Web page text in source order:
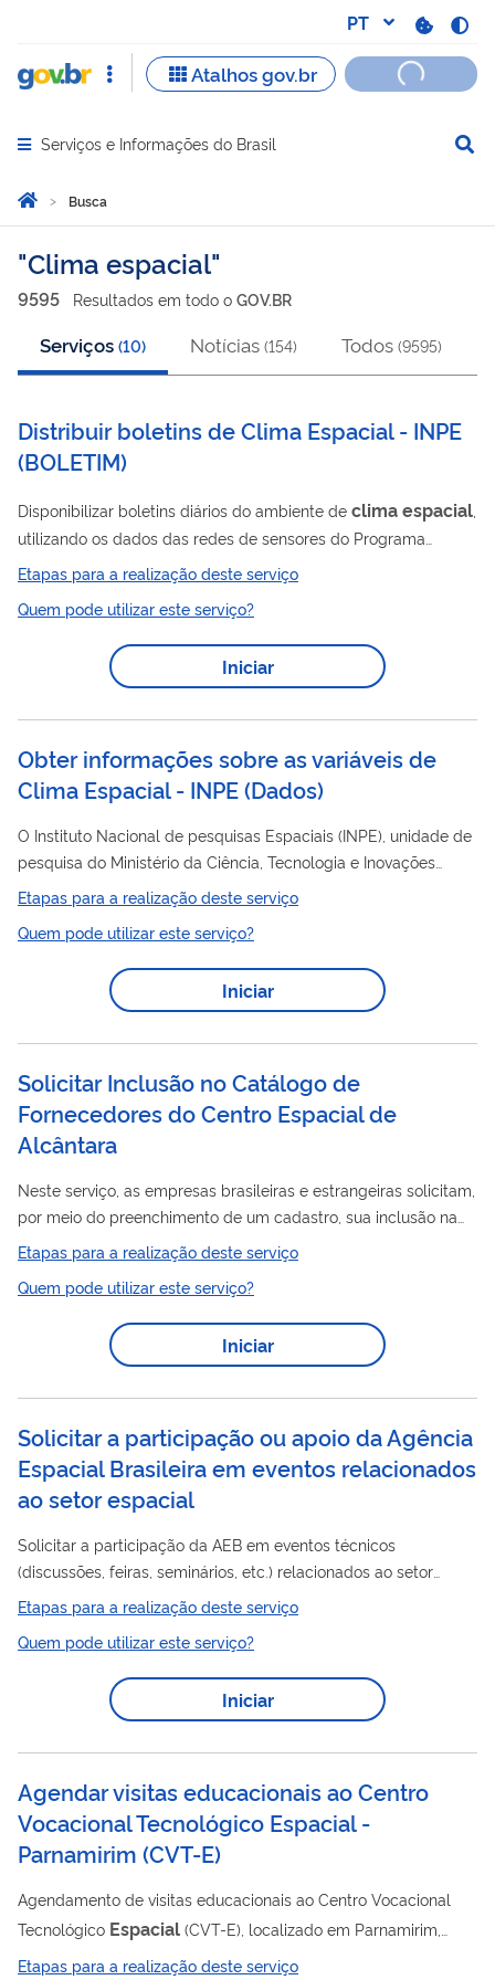
Abrir menu principal de navegação
Serviços e Informações do Brasil
Você está aqui:
Página Inicial
Busca
Busca
Clima espacial
9595 Resultados em todo o GOV.BR
Serviços (10) Notícias (154) Todos (9595)
Distribuir boletins de Clima Espacial - INPE
(BOLETIM)
Disponibilizar boletins diários do ambiente de climaespacial
utilizando os dados das redes de sensores do Programa
EMBRACE e da comunidade científica internacional.
Etapas para a realização deste serviço
Quem pode utilizar este serviço?
Iniciar
Obter informações sobre as variáveis de
Clima Espacial - INPE(Dados)
O Instituto Nacional de pesquisas Espaciais (INPE), unidade de
pesquisa do Ministério da Ciência, Tecnologia e Inovações
(MCTI), disponibiliza os dados das redes de sensores do
Programa EMBRACE para realização de trabalhos, divulgação
para a comunidade civil e setores da sociedade que operam
ou usam serviços de infraestrutura tecnológica vulnerável às
variações doclima espacial. O INPE, de forma destacada
início em 1964, vem...
Etapas para a realização deste serviço
Quem pode utilizar este serviço?
Iniciar
Solicitar Inclusão no Catálogo de
Fornecedores do Centro Espacial de
Alcântara
Neste serviço, as empresas brasileiras e estrangeiras solicitam,
por meio do preenchimento de um cadastro, sua inclusão na
publicação referente ao Catálogo de Fornecedores do Centro
periódica que apresente as principais empresas interessadas
na geração de negócios a partir das atividades envolvidas com
a operação e a comercialização dos serviços no Centro
Etapas para a realização deste serviço
Quem pode utilizar este serviço?
Iniciar
Solicitar a participação ou apoio da Agência
Espacial Brasileira em eventos relacionados
ao setor espacial
Solicitar a participação da AEB em eventos técnicos
(discussões, feiras, seminários, etc.) relacionados ao setor
espacial, por meio de palestras, exposições, oficinas e
disseminar conhecimento. Todas as solicitações de apoio ou de
participação da AEB em eventos públicos, internos ou externos,
deverão ser requeridas por meio de preenchimento deste
informações básicas para auxiliar na...
Etapas para a realização deste serviço
Quem pode utilizar este serviço?
Iniciar
Agendar visitas educacionais ao Centro
Vocacional Tecnológico Espacial -
Parnamirim (CVT-E)
Agendamento de visitas educacionais ao Centro Vocacional
Tecnológico Espacial (CVT-E), localizado em Parnamirim,
município pertencente à região metropolitana de Natal - Rio
Etapas para a realização deste serviço